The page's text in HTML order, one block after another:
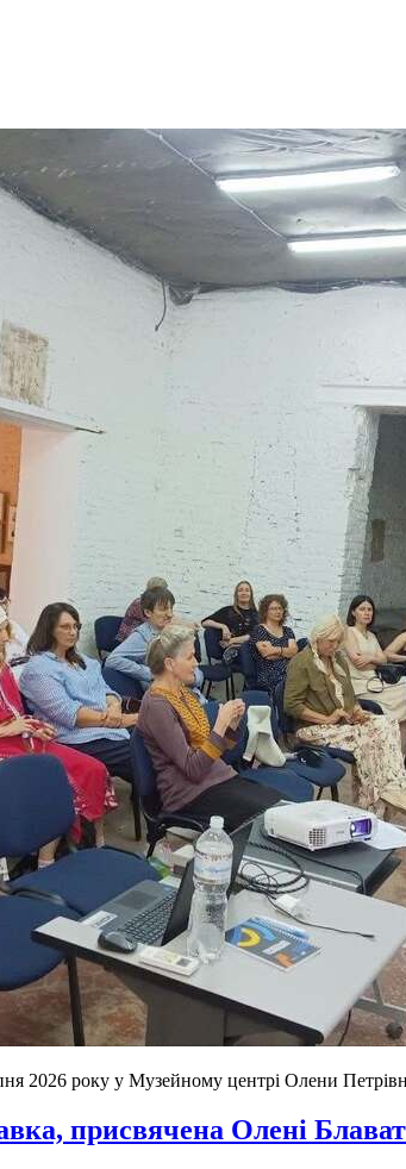
2026 року у Музейному центрі Олени
присвячена Олені